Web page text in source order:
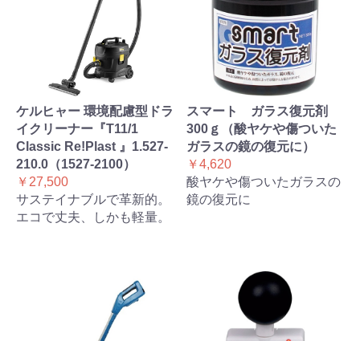
ケルヒャー 環境配慮型ドラ
イクリーナー『T11/1
Classic Re!Plast 』1.527-
210.0（1527-2100）
￥27,500
サステイナブルで革新的。
エコで丈夫、しかも軽量。
スマート ガラス復元剤
300ｇ（酸ヤケや傷ついた
ガラスの鏡の復元に）
￥4,620
酸ヤケや傷ついたガラスの
鏡の復元に